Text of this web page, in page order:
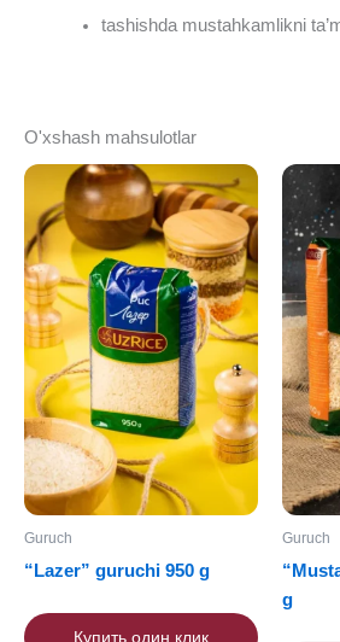
tashishda mustahkamlikni
O'xshash mahsulotlar
Guruch
“Lazer” guruchi 950 g
Купить один клик
Guruch
g